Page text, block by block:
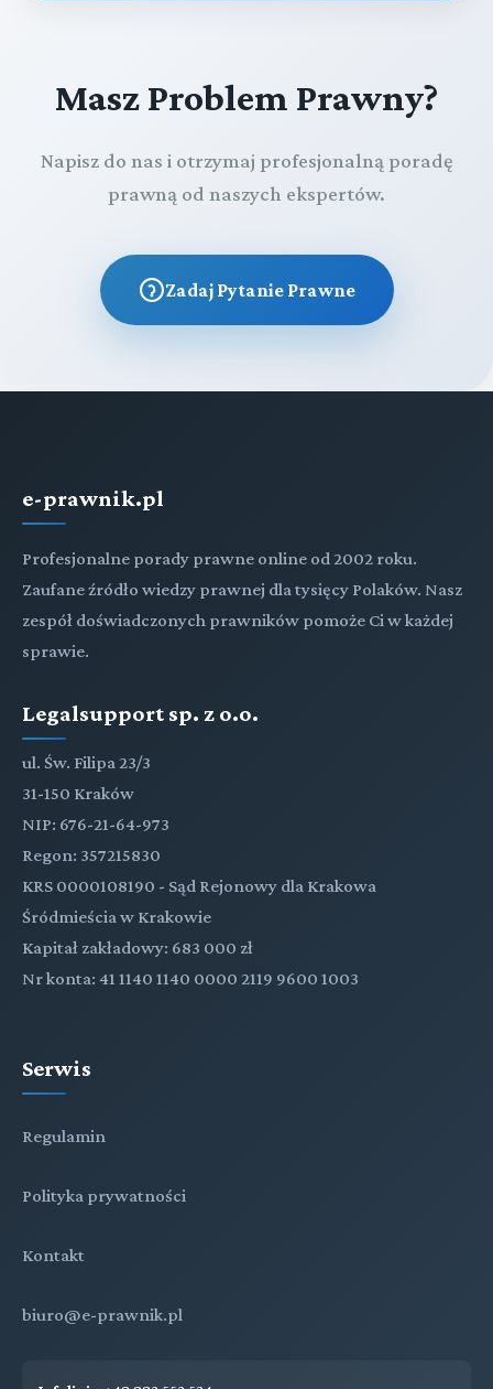
Masz Problem Prawny?
Napisz do nas i otrzymaj profesjonalną poradę
prawną od naszych ekspertów.
Zadaj Pytanie Prawne
e-prawnik.pl
Profesjonalne porady prawne online od 2002 roku.
Zaufane źródło wiedzy prawnej dla tysięcy Polaków. Nasz
zespół doświadczonych prawników pomoże Ci w każdej
sprawie.
Legalsupport sp. z o.o.
ul. Św. Filipa 23/3
31-150 Kraków
NIP: 676-21-64-973
Regon: 357215830
KRS 0000108190 - Sąd Rejonowy dla Krakowa
Śródmieścia w Krakowie
Kapitał zakładowy: 683 000 zł
Nr konta: 41 1140 1140 0000 2119 9600 1003
Serwis
Regulamin
Polityka prywatności
Kontakt
biuro@e-prawnik.pl